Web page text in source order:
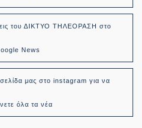
του ΔΙΚΤΥΟ ΤΗΛΕΟΡΑΣΗ στο
News
μας στο instagram για να
όλα τα νέα